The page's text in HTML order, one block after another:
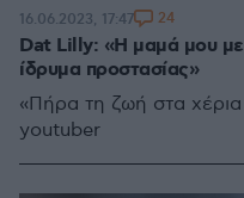
Dat Lilly: «Η μαμά μου
ίδρυμα προστασίας»
«Πήρα τη ζωή στα
youtuber
16.06.2023, 17:47 24